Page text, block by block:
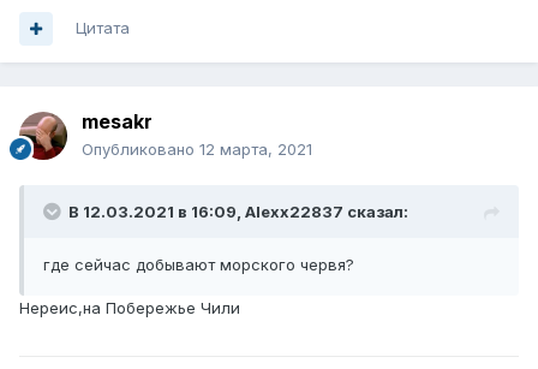
Цитата
mesakr
Опубликовано 12 марта, 2021
В 12.03.2021 в 16:09, Alexx22837 сказал:
где сейчас добывают морского червя?
Нереис,на Побережье Чили